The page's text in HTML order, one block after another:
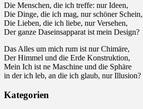
Die Menschen, die ich treffe: nur Ideen,
Die Dinge, die ich mag, nur schöner Schein,
Die Lieben, die ich liebe, nur Versehen,
Der ganze Daseinsapparat ist mein Design?
Das Alles um mich rum ist nur Chimäre,
Der Himmel und die Erde Konstruktion,
Mein Ich ist ne Maschine und die Sphäre
in der ich leb, an die ich glaub, nur Illusion?
Kategorien